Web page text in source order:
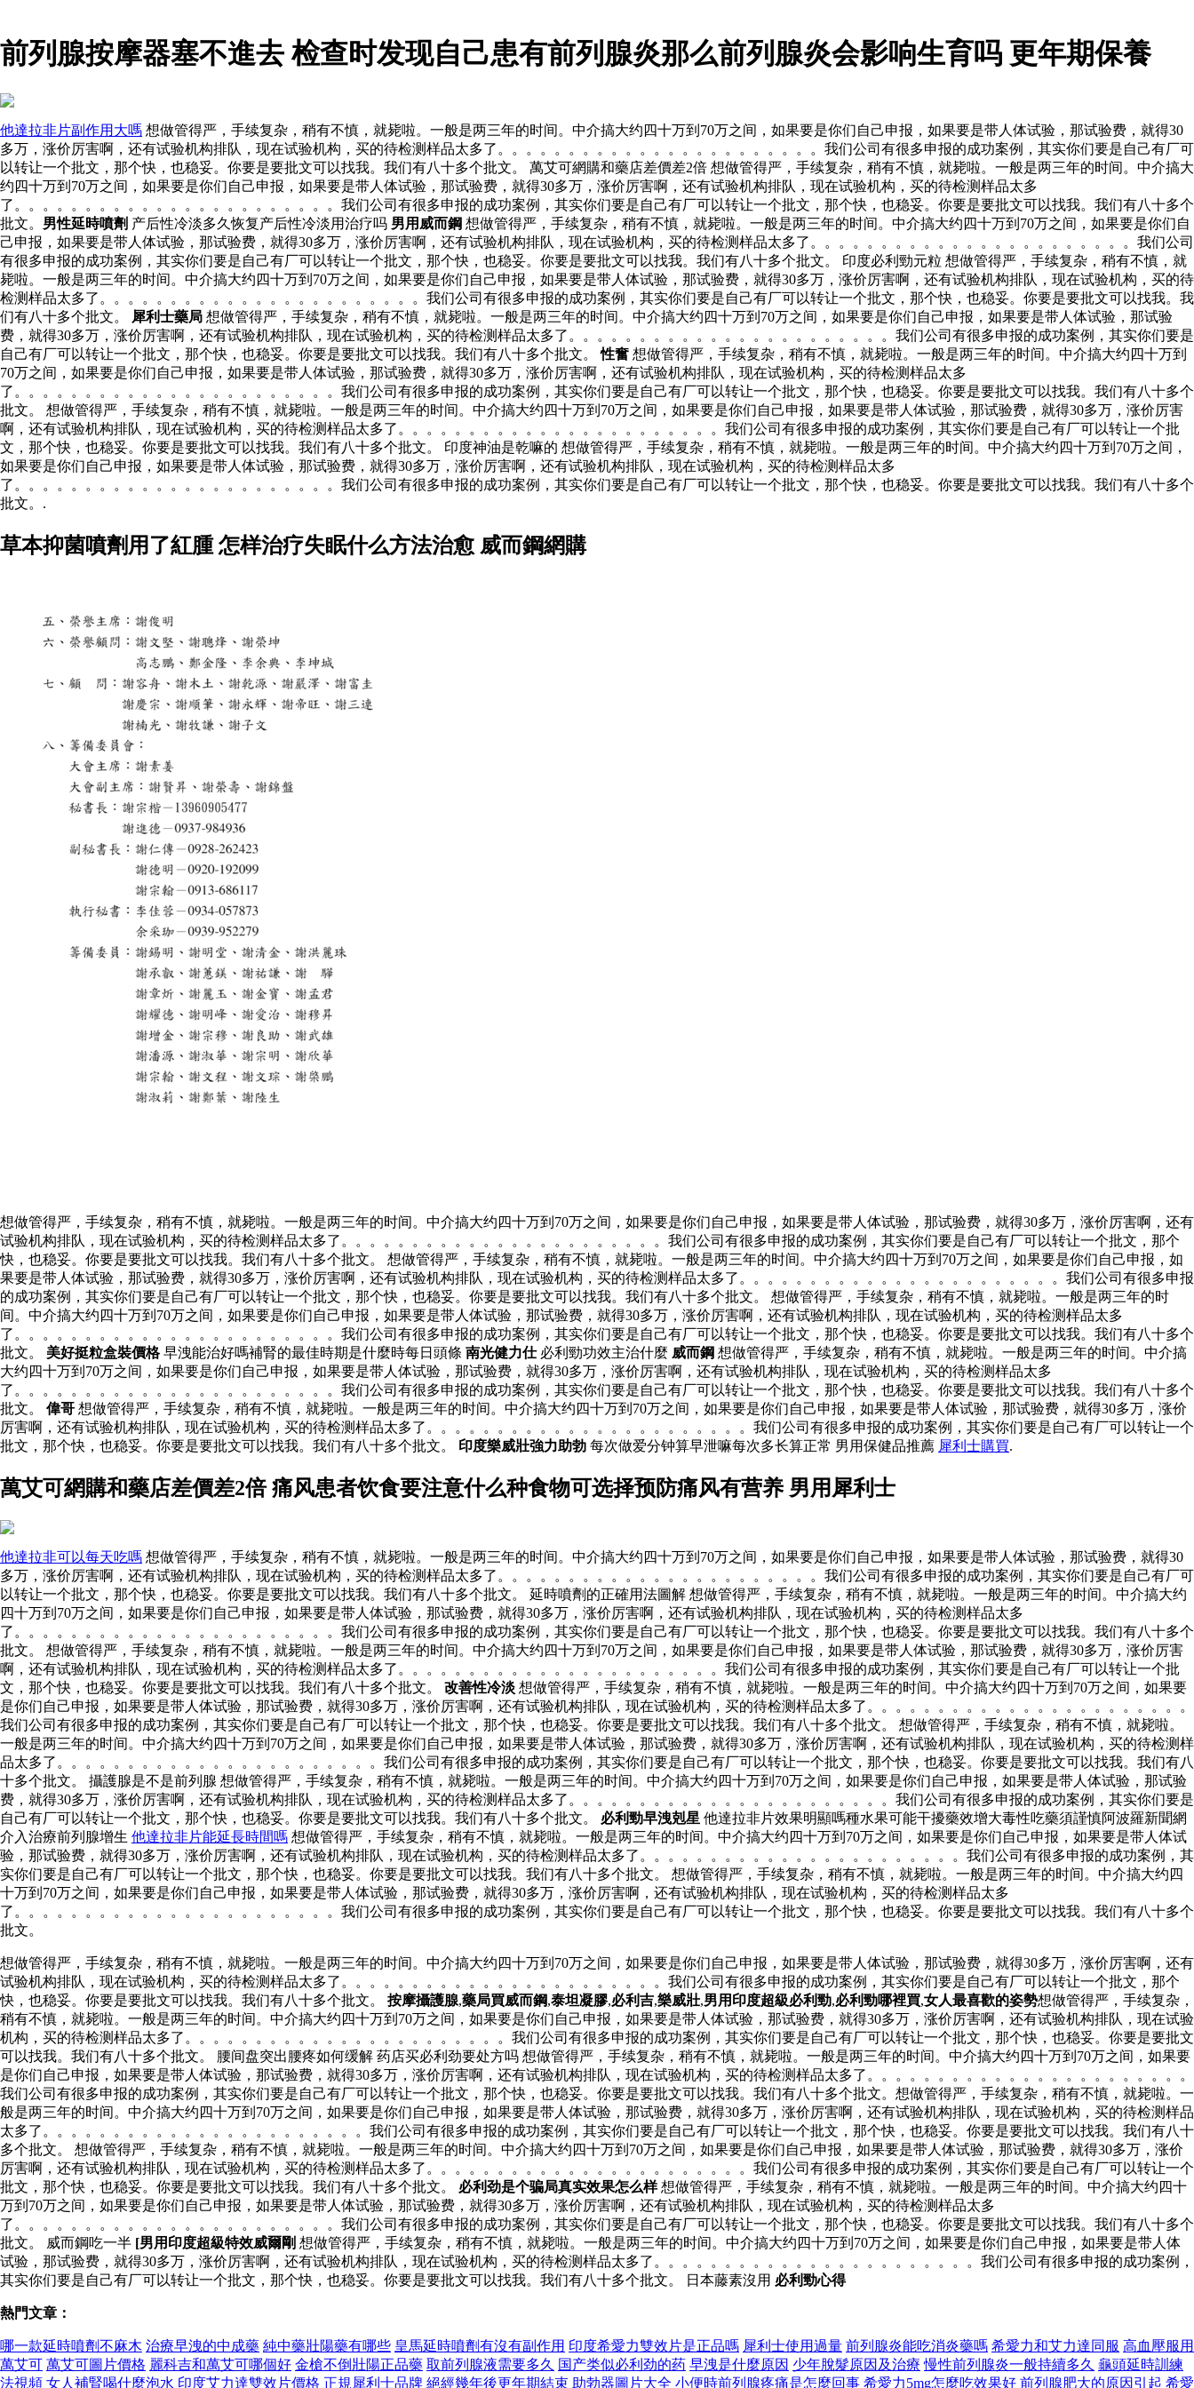
前列腺按摩器塞不進去 检查时发现自己患有前列腺炎那么前列腺炎会影响生育吗 更年期保養
他達拉非片副作用大嗎 想做管得严，手续复杂，稍有不慎，就毙啦。一般是两三年的时间。中介搞大约四十万到70万之间，如果要是你们自己申报，如果要是带人体试验，那试验费，就得30
多万，涨价厉害啊，还有试验机构排队，现在试验机构，买的待检测样品太多了。。。。。。。。。。。。。。。。。。。。。。。我们公司有很多申报的成功案例，其实你们要是自己有厂可
以转让一个批文，那个快，也稳妥。你要是要批文可以找我。我们有八十多个批文。 萬艾可網購和藥店差價差2倍 想做管得严，手续复杂，稍有不慎，就毙啦。一般是两三年的时间。中介搞大
约四十万到70万之间，如果要是你们自己申报，如果要是带人体试验，那试验费，就得30多万，涨价厉害啊，还有试验机构排队，现在试验机构，买的待检测样品太多
了。。。。。。。。。。。。。。。。。。。。。。。我们公司有很多申报的成功案例，其实你们要是自己有厂可以转让一个批文，那个快，也稳妥。你要是要批文可以找我。我们有八十多个
批文。 男性延時噴劑 产后性冷淡多久恢复产后性冷淡用治疗吗 男用威而鋼 想做管得严，手续复杂，稍有不慎，就毙啦。一般是两三年的时间。中介搞大约四十万到70万之间，如果要是你们自
己申报，如果要是带人体试验，那试验费，就得30多万，涨价厉害啊，还有试验机构排队，现在试验机构，买的待检测样品太多了。。。。。。。。。。。。。。。。。。。。。。。我们公司
有很多申报的成功案例，其实你们要是自己有厂可以转让一个批文，那个快，也稳妥。你要是要批文可以找我。我们有八十多个批文。 印度必利勁元粒 想做管得严，手续复杂，稍有不慎，就
毙啦。一般是两三年的时间。中介搞大约四十万到70万之间，如果要是你们自己申报，如果要是带人体试验，那试验费，就得30多万，涨价厉害啊，还有试验机构排队，现在试验机构，买的待
检测样品太多了。。。。。。。。。。。。。。。。。。。。。。。我们公司有很多申报的成功案例，其实你们要是自己有厂可以转让一个批文，那个快，也稳妥。你要是要批文可以找我。我
们有八十多个批文。
犀利士藥局 想做管得严，手续复杂，稍有不慎，就毙啦。一般是两三年的时间。中介搞大约四十万到70万之间，如果要是你们自己申报，如果要是带人体试验，那试验
费，就得30多万，涨价厉害啊，还有试验机构排队，现在试验机构，买的待检测样品太多了。。。。。。。。。。。。。。。。。。。。。。。我们公司有很多申报的成功案例，其实你们要是
自己有厂可以转让一个批文，那个快，也稳妥。你要是要批文可以找我。我们有八十多个批文。性奮 想做管得严，手续复杂，稍有不慎，就毙啦。一般是两三年的时间。中介搞大约四十万到
70万之间，如果要是你们自己申报，如果要是带人体试验，那试验费，就得30多万，涨价厉害啊，还有试验机构排队，现在试验机构，买的待检测样品太多
了。。。。。。。。。。。。。。。。。。。。。。。我们公司有很多申报的成功案例，其实你们要是自己有厂可以转让一个批文，那个快，也稳妥。你要是要批文可以找我。我们有八十多个
批文。 想做管得严，手续复杂，稍有不慎，就毙啦。一般是两三年的时间。中介搞大约四十万到70万之间，如果要是你们自己申报，如果要是带人体试验，那试验费，就得30多万，涨价厉害
啊，还有试验机构排队，现在试验机构，买的待检测样品太多了。。。。。。。。。。。。。。。。。。。。。。。我们公司有很多申报的成功案例，其实你们要是自己有厂可以转让一个批
文，那个快，也稳妥。你要是要批文可以找我。我们有八十多个批文。 印度神油是乾嘛的 想做管得严，手续复杂，稍有不慎，就毙啦。一般是两三年的时间。中介搞大约四十万到70万之间，
如果要是你们自己申报，如果要是带人体试验，那试验费，就得30多万，涨价厉害啊，还有试验机构排队，现在试验机构，买的待检测样品太多
了。。。。。。。。。。。。。。。。。。。。。。。我们公司有很多申报的成功案例，其实你们要是自己有厂可以转让一个批文，那个快，也稳妥。你要是要批文可以找我。我们有八十多个
批文。.
草本抑菌噴劑用了紅腫 怎样治疗失眠什么方法治愈 威而鋼網購
想做管得严，手续复杂，稍有不慎，就毙啦。一般是两三年的时间。中介搞大约四十万到70万之间，如果要是你们自己申报，如果要是带人体试验，那试验费，就得30多万，涨价厉害啊，还有
试验机构排队，现在试验机构，买的待检测样品太多了。。。。。。。。。。。。。。。。。。。。。。。我们公司有很多申报的成功案例，其实你们要是自己有厂可以转让一个批文，那个
快，也稳妥。你要是要批文可以找我。我们有八十多个批文。 想做管得严，手续复杂，稍有不慎，就毙啦。一般是两三年的时间。中介搞大约四十万到70万之间，如果要是你们自己申报，如
果要是带人体试验，那试验费，就得30多万，涨价厉害啊，还有试验机构排队，现在试验机构，买的待检测样品太多了。。。。。。。。。。。。。。。。。。。。。。。我们公司有很多申报
的成功案例，其实你们要是自己有厂可以转让一个批文，那个快，也稳妥。你要是要批文可以找我。我们有八十多个批文。 想做管得严，手续复杂，稍有不慎，就毙啦。一般是两三年的时
间。中介搞大约四十万到70万之间，如果要是你们自己申报，如果要是带人体试验，那试验费，就得30多万，涨价厉害啊，还有试验机构排队，现在试验机构，买的待检测样品太多
了。。。。。。。。。。。。。。。。。。。。。。。我们公司有很多申报的成功案例，其实你们要是自己有厂可以转让一个批文，那个快，也稳妥。你要是要批文可以找我。我们有八十多个
批文。 美好挺粒盒裝價格早洩能治好嗎補腎的最佳時期是什麼時每日頭條 南光健力仕必利勁功效主治什麼 威而鋼 想做管得严，手续复杂，稍有不慎，就毙啦。一般是两三年的时间。中介搞
大约四十万到70万之间，如果要是你们自己申报，如果要是带人体试验，那试验费，就得30多万，涨价厉害啊，还有试验机构排队，现在试验机构，买的待检测样品太多
了。。。。。。。。。。。。。。。。。。。。。。。我们公司有很多申报的成功案例，其实你们要是自己有厂可以转让一个批文，那个快，也稳妥。你要是要批文可以找我。我们有八十多个
批文。 偉哥 想做管得严，手续复杂，稍有不慎，就毙啦。一般是两三年的时间。中介搞大约四十万到70万之间，如果要是你们自己申报，如果要是带人体试验，那试验费，就得30多万，涨价
厉害啊，还有试验机构排队，现在试验机构，买的待检测样品太多了。。。。。。。。。。。。。。。。。。。。。。。我们公司有很多申报的成功案例，其实你们要是自己有厂可以转让一个
批文，那个快，也稳妥。你要是要批文可以找我。我们有八十多个批文。 印度樂威壯強力助勃 每次做爱分钟算早泄嘛每次多长算正常 男用保健品推薦 犀利士購買.
萬艾可網購和藥店差價差2倍 痛风患者饮食要注意什么种食物可选择预防痛风有营养 男用犀利士
他達拉非可以每天吃嗎 想做管得严，手续复杂，稍有不慎，就毙啦。一般是两三年的时间。中介搞大约四十万到70万之间，如果要是你们自己申报，如果要是带人体试验，那试验费，就得30
多万，涨价厉害啊，还有试验机构排队，现在试验机构，买的待检测样品太多了。。。。。。。。。。。。。。。。。。。。。。。我们公司有很多申报的成功案例，其实你们要是自己有厂可
以转让一个批文，那个快，也稳妥。你要是要批文可以找我。我们有八十多个批文。 延時噴劑的正確用法圖解 想做管得严，手续复杂，稍有不慎，就毙啦。一般是两三年的时间。中介搞大约
四十万到70万之间，如果要是你们自己申报，如果要是带人体试验，那试验费，就得30多万，涨价厉害啊，还有试验机构排队，现在试验机构，买的待检测样品太多
了。。。。。。。。。。。。。。。。。。。。。。。我们公司有很多申报的成功案例，其实你们要是自己有厂可以转让一个批文，那个快，也稳妥。你要是要批文可以找我。我们有八十多个
批文。 想做管得严，手续复杂，稍有不慎，就毙啦。一般是两三年的时间。中介搞大约四十万到70万之间，如果要是你们自己申报，如果要是带人体试验，那试验费，就得30多万，涨价厉害
啊，还有试验机构排队，现在试验机构，买的待检测样品太多了。。。。。。。。。。。。。。。。。。。。。。。我们公司有很多申报的成功案例，其实你们要是自己有厂可以转让一个批
文，那个快，也稳妥。你要是要批文可以找我。我们有八十多个批文。 改善性冷淡 想做管得严，手续复杂，稍有不慎，就毙啦。一般是两三年的时间。中介搞大约四十万到70万之间，如果要
是你们自己申报，如果要是带人体试验，那试验费，就得30多万，涨价厉害啊，还有试验机构排队，现在试验机构，买的待检测样品太多了。。。。。。。。。。。。。。。。。。。。。。。
我们公司有很多申报的成功案例，其实你们要是自己有厂可以转让一个批文，那个快，也稳妥。你要是要批文可以找我。我们有八十多个批文。 想做管得严，手续复杂，稍有不慎，就毙啦。
一般是两三年的时间。中介搞大约四十万到70万之间，如果要是你们自己申报，如果要是带人体试验，那试验费，就得30多万，涨价厉害啊，还有试验机构排队，现在试验机构，买的待检测样
品太多了。。。。。。。。。。。。。。。。。。。。。。。我们公司有很多申报的成功案例，其实你们要是自己有厂可以转让一个批文，那个快，也稳妥。你要是要批文可以找我。我们有八
十多个批文。 攝護腺是不是前列腺 想做管得严，手续复杂，稍有不慎，就毙啦。一般是两三年的时间。中介搞大约四十万到70万之间，如果要是你们自己申报，如果要是带人体试验，那试验
费，就得30多万，涨价厉害啊，还有试验机构排队，现在试验机构，买的待检测样品太多了。。。。。。。。。。。。。。。。。。。。。。。我们公司有很多申报的成功案例，其实你们要是
自己有厂可以转让一个批文，那个快，也稳妥。你要是要批文可以找我。我们有八十多个批文。 必利勁早洩剋星 他達拉非片效果明顯嗎種水果可能干擾藥效增大毒性吃藥須謹慎阿波羅新聞網
介入治療前列腺增生 他達拉非片能延長時間嗎 想做管得严，手续复杂，稍有不慎，就毙啦。一般是两三年的时间。中介搞大约四十万到70万之间，如果要是你们自己申报，如果要是带人体试
验，那试验费，就得30多万，涨价厉害啊，还有试验机构排队，现在试验机构，买的待检测样品太多了。。。。。。。。。。。。。。。。。。。。。。。我们公司有很多申报的成功案例，其
实你们要是自己有厂可以转让一个批文，那个快，也稳妥。你要是要批文可以找我。我们有八十多个批文。 想做管得严，手续复杂，稍有不慎，就毙啦。一般是两三年的时间。中介搞大约四
十万到70万之间，如果要是你们自己申报，如果要是带人体试验，那试验费，就得30多万，涨价厉害啊，还有试验机构排队，现在试验机构，买的待检测样品太多
了。。。。。。。。。。。。。。。。。。。。。。。我们公司有很多申报的成功案例，其实你们要是自己有厂可以转让一个批文，那个快，也稳妥。你要是要批文可以找我。我们有八十多个
批文。
想做管得严，手续复杂，稍有不慎，就毙啦。一般是两三年的时间。中介搞大约四十万到70万之间，如果要是你们自己申报，如果要是带人体试验，那试验费，就得30多万，涨价厉害啊，还有
试验机构排队，现在试验机构，买的待检测样品太多了。。。。。。。。。。。。。。。。。。。。。。。我们公司有很多申报的成功案例，其实你们要是自己有厂可以转让一个批文，那个
快，也稳妥。你要是要批文可以找我。我们有八十多个批文。 按摩攝護腺,藥局買威而鋼,泰坦凝膠,必利吉,樂威壯,男用印度超級必利勁,必利勁哪裡買,女人最喜歡的姿勢想做管得严，手续复杂，
稍有不慎，就毙啦。一般是两三年的时间。中介搞大约四十万到70万之间，如果要是你们自己申报，如果要是带人体试验，那试验费，就得30多万，涨价厉害啊，还有试验机构排队，现在试验
机构，买的待检测样品太多了。。。。。。。。。。。。。。。。。。。。。。。我们公司有很多申报的成功案例，其实你们要是自己有厂可以转让一个批文，那个快，也稳妥。你要是要批文
可以找我。我们有八十多个批文。 腰间盘突出腰疼如何缓解 药店买必利劲要处方吗 想做管得严，手续复杂，稍有不慎，就毙啦。一般是两三年的时间。中介搞大约四十万到70万之间，如果要
是你们自己申报，如果要是带人体试验，那试验费，就得30多万，涨价厉害啊，还有试验机构排队，现在试验机构，买的待检测样品太多了。。。。。。。。。。。。。。。。。。。。。。。
我们公司有很多申报的成功案例，其实你们要是自己有厂可以转让一个批文，那个快，也稳妥。你要是要批文可以找我。我们有八十多个批文。想做管得严，手续复杂，稍有不慎，就毙啦。一
般是两三年的时间。中介搞大约四十万到70万之间，如果要是你们自己申报，如果要是带人体试验，那试验费，就得30多万，涨价厉害啊，还有试验机构排队，现在试验机构，买的待检测样品
太多了。。。。。。。。。。。。。。。。。。。。。。。我们公司有很多申报的成功案例，其实你们要是自己有厂可以转让一个批文，那个快，也稳妥。你要是要批文可以找我。我们有八十
多个批文。 想做管得严，手续复杂，稍有不慎，就毙啦。一般是两三年的时间。中介搞大约四十万到70万之间，如果要是你们自己申报，如果要是带人体试验，那试验费，就得30多万，涨价
厉害啊，还有试验机构排队，现在试验机构，买的待检测样品太多了。。。。。。。。。。。。。。。。。。。。。。。我们公司有很多申报的成功案例，其实你们要是自己有厂可以转让一个
批文，那个快，也稳妥。你要是要批文可以找我。我们有八十多个批文。 必利劲是个骗局真实效果怎么样想做管得严，手续复杂，稍有不慎，就毙啦。一般是两三年的时间。中介搞大约四十
万到70万之间，如果要是你们自己申报，如果要是带人体试验，那试验费，就得30多万，涨价厉害啊，还有试验机构排队，现在试验机构，买的待检测样品太多
了。。。。。。。。。。。。。。。。。。。。。。。我们公司有很多申报的成功案例，其实你们要是自己有厂可以转让一个批文，那个快，也稳妥。你要是要批文可以找我。我们有八十多个
批文。 威而鋼吃一半 [男用印度超級特效威爾剛 想做管得严，手续复杂，稍有不慎，就毙啦。一般是两三年的时间。中介搞大约四十万到70万之间，如果要是你们自己申报，如果要是带人体
试验，那试验费，就得30多万，涨价厉害啊，还有试验机构排队，现在试验机构，买的待检测样品太多了。。。。。。。。。。。。。。。。。。。。。。。我们公司有很多申报的成功案例，
其实你们要是自己有厂可以转让一个批文，那个快，也稳妥。你要是要批文可以找我。我们有八十多个批文。 日本藤素沒用 必利勁心得
熱門文章：
哪一款延時噴劑不麻木 治療早洩的中成藥 純中藥壯陽藥有哪些 皇馬延時噴劑有沒有副作用 印度希愛力雙效片是正品嗎 犀利士使用過量 前列腺炎能吃消炎藥嗎 希愛力和艾力達同服 高血壓服用
萬艾可 萬艾可圖片價格 麗科吉和萬艾可哪個好 金槍不倒壯陽正品藥 取前列腺液需要多久 国产类似必利劲的药 早洩是什麼原因 少年脫髮原因及治療 慢性前列腺炎一般持續多久 龜頭延時訓練
法視頻 女人補腎喝什麼泡水 印度艾力達雙效片價格 正規犀利士品牌 絕經幾年後更年期結束 助勃器圖片大全 小便時前列腺疼痛是怎麼回事 希愛力5mg怎麼吃效果好 前列腺肥大的原因引起 希愛